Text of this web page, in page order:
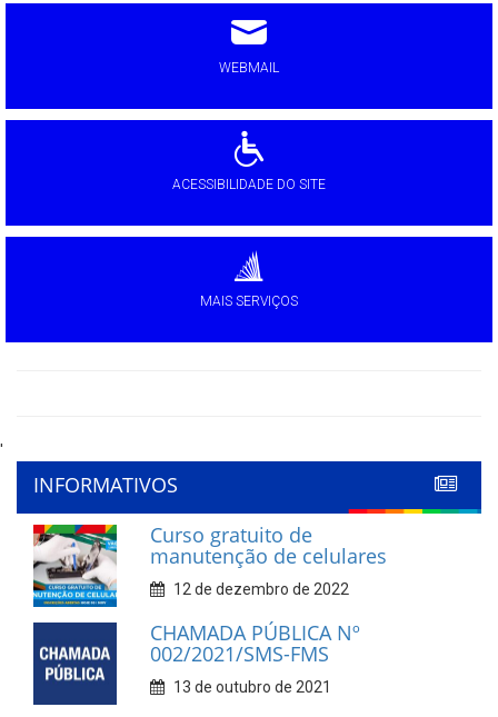
WEBMAIL
ACESSIBILIDADE DO SITE
MAIS SERVIÇOS
'
INFORMATIVOS
Curso gratuito de
manutenção de celulares
12 de dezembro de 2022
CHAMADA PÚBLICA Nº
002/2021/SMS-FMS
13 de outubro de 2021